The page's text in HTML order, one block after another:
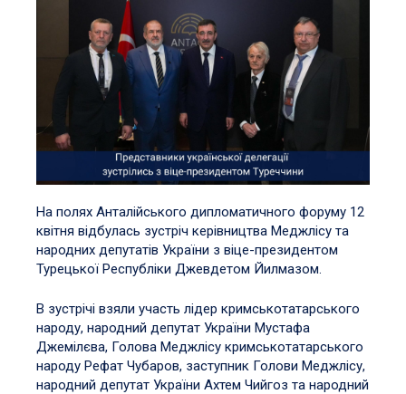
На полях Анталійського дипломатичного форуму 12
квітня відбулась зустріч керівництва Меджлісу та
народних депутатів України з віце-президентом
Турецької Республіки Джевдетом Йилмазом.
В зустрічі взяли участь лідер кримськотатарського
народу, народний депутат України Мустафа
Джемілєва, Голова Меджлісу кримськотатарського
народу Рефат Чубаров, заступник Голови Меджлісу,
народний депутат України Ахтем Чийгоз та народний